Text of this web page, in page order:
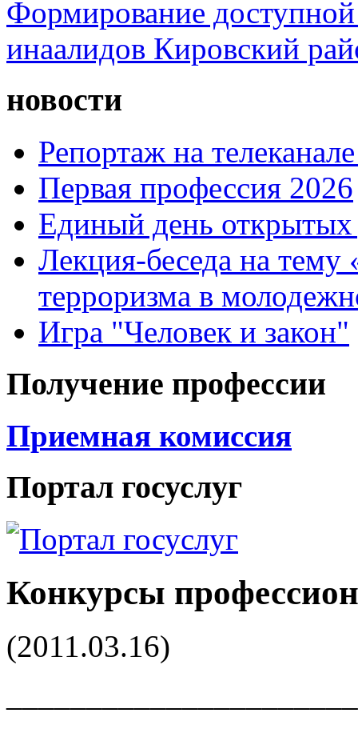
Формирование доступной
инаалидов Кировский
новости
Репортаж на
Первая профессия 2026
Единый день открытых
Лекция-беседа на тему
терроризма в
Игра "Человек и закон"
Получение профессии
Приемная комиссия
Портал госуслуг
Конкурсы
(2011.03.16)